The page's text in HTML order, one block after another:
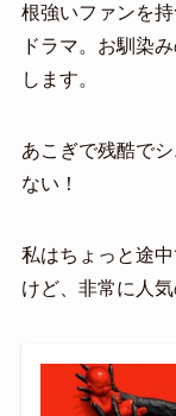
根強いファンを
ドラマ。お馴染
します。
あこぎで残酷で
ない！
私はちょっと途
けど、非常に人